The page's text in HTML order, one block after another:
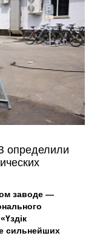
определили
заводе —
сильнейших